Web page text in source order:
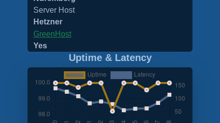
Server Host
Hetzner
GreenHost
Yes
Uptime & Latency